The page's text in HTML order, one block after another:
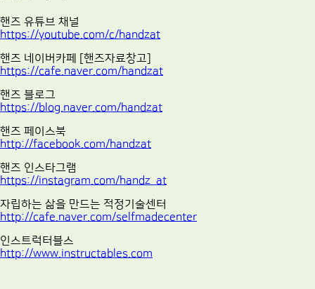
핸즈 유튜브 채널
https://youtube.com/c/handzat
핸즈 네이버카페 [핸즈자료창고]
https://cafe.naver.com/handzat
핸즈 블로그
https://blog.naver.com/handzat
핸즈 페이스북
http://facebook.com/handzat
핸즈 인스타그램
https://instagram.com/handz_at
자립하는 삶을 만드는 적정기술센터
http://cafe.naver.com/selfmadecenter
인스트럭터블스
http://www.instructables.com